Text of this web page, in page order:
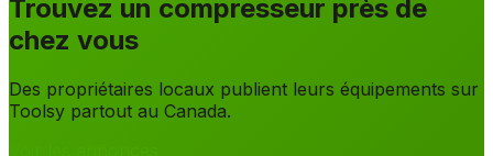
Trouvez un compresseur près de
chez vous
Des propriétaires locaux publient leurs équipements sur
Toolsy partout au Canada.